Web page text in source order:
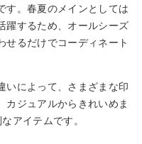
す。春夏のメインとしては
躍するため、オールシーズ
せるだけでコーディネート
いによって、さまざまな印
カジュアルからきれいめま
アイテムです。